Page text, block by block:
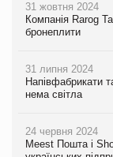
31 жовтня 2024
Компанія Rarog
бронеплити
31 липня 2024
Напівфабрикати
нема світла
24 червня 2024
Meest Пошта і